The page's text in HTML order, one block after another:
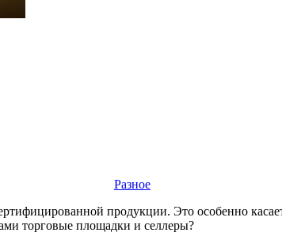
Разное
продукции. Это особенно
торговые площадки и селлеры?